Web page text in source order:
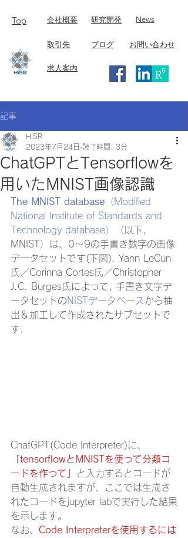
研究開発
取引先 お問い合わせ
ブログ
Top ​会社概要 ​News
求人案内
記事
ChatGPTとTensorflowを
用いたMNIST画像認識
HiSR
2023年7月24日 読了時間: 3分
The MNIST database （Modified
National Institute of Standards and
Technology database）
（以下,
MNIST）は、0～9の手書き数字の画像
データセットです(下図). Yann LeCun
氏／Corinna Cortes氏／Christopher
J.C. Burges氏によって, 手書き文字デ
ータセットのNISTデータベース から抽
出＆加工して作成されたサブセットで
す.
ChatGPT(Code Interpreter)に、
「tensorflowとMNISTを使って分類コ
ードを作って」
と入力するとコードが
自動生成されますが、ここでは生成さ
れたコードをjupyter labで実行した結果
を示します。
なお、 Code Interpreterを使用するには